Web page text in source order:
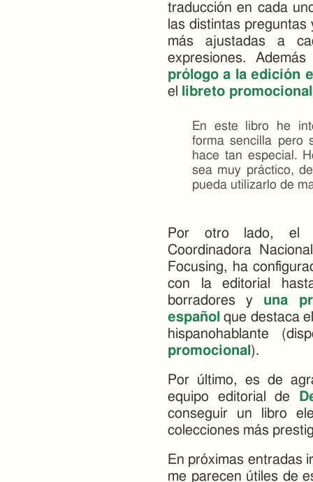
traducción en cada
las distintas
más ajustadas a
expresiones.
prólogo a la edición
el
libreto promocional
En este libro he
forma sencilla pero
hace tan especial.
sea muy práctico,
pueda utilizarlo de
Por otro lado, el
Coordinadora
Focusing, ha
con la editorial
borradores y una
español que destaca
hispanohablante
promocional ).
Por último, es de
equipo editorial de
conseguir un libro
colecciones más
En próximas entradas
me parecen útiles de